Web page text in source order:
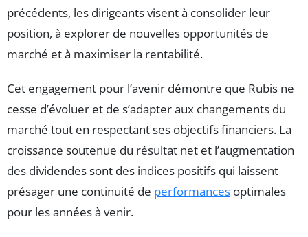
précédents, les dirigeants visent à consolider leur
position, à explorer de nouvelles opportunités de
marché et à maximiser la rentabilité.
Cet engagement pour l’avenir démontre que Rubis ne
cesse d’évoluer et de s’adapter aux changements du
marché tout en respectant ses objectifs financiers. La
croissance soutenue du résultat net et l’augmentation
des dividendes sont des indices positifs qui laissent
présager une continuité de performances optimales
pour les années à venir.